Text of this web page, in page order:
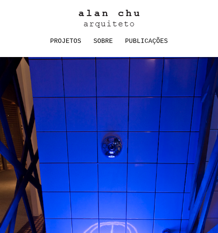
PROJETOS SOBRE PUBLICAÇÕES